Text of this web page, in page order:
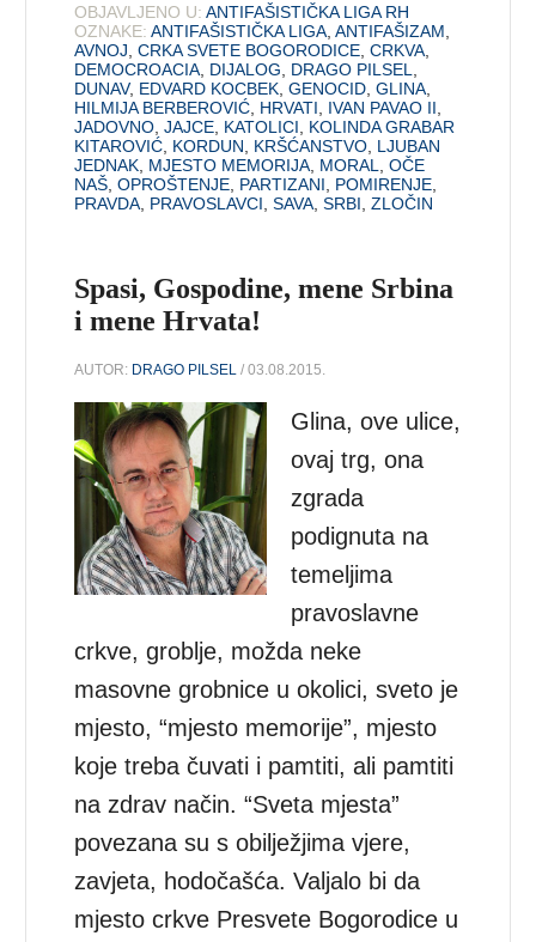
OBJAVLJENO U: ANTIFAŠISTIČKA LIGA RH
OZNAKE: ANTIFAŠISTIČKA LIGA ,ANTIFAŠIZAM
AVNOJ ,CRKA SVETE BOGORODICE ,CRKVA
DEMOCROACIA DIJALOG DRAGO PILSEL
DUNAV, EDVARD KOCBEK ,GENOCID ,GLINA
HILMIJA BERBEROVIĆ HRVATI IVAN PAVAO II
JADOVNO ,JAJCE KATOLICI
KOLINDA GRABAR
KITAROVIĆ KORDUN KRŠĆANSTVO LJUBAN
JEDNAK MJESTO MEMORIJA MORAL ,OČE
NAŠ ,OPROŠTENJE PARTIZANI POMIRENJE
PRAVDA PRAVOSLAVCI ,SAVA ,SRBI ,ZLOČIN
Spasi, Gospodine, mene Srbina
i mene Hrvata!
AUTOR: DRAGO PILSEL / 03.08.2015.
Glina, ove ulice,
ovaj trg, ona
zgrada
podignuta na
temeljima
pravoslavne
crkve, groblje, možda neke
masovne grobnice u okolici, sveto je
mjesto, “mjesto memorije”, mjesto
koje treba čuvati i pamtiti, ali pamtiti
na zdrav način. “Sveta mjesta”
povezana su s obilježjima vjere,
zavjeta, hodočašća. Valjalo bi da
mjesto crkve Presvete Bogorodice u